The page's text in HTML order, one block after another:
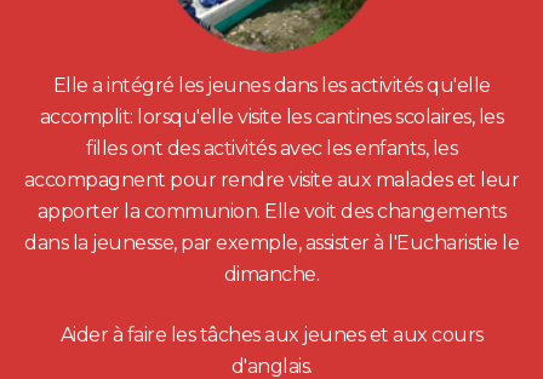
Elle a intégré les jeunes dans les activités qu'elle
accomplit: lorsqu'elle visite les cantines scolaires, les
filles ont des activités avec les enfants, les
accompagnent pour rendre visite aux malades et leur
apporter la communion. Elle voit des changements
dans la jeunesse, par exemple, assister à l'Eucharistie le
dimanche.
Aider à faire les tâches aux jeunes et aux cours
d'anglais.